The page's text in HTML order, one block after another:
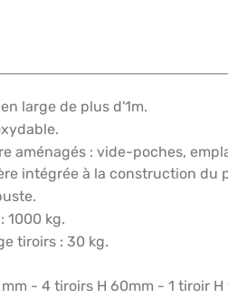
large de plus d'1m.
aménagés : vide-poches,
intégrée à la construction du
1000 kg.
tiroirs : 30 kg.
- 4 tiroirs H 60mm - 1 tiroir H